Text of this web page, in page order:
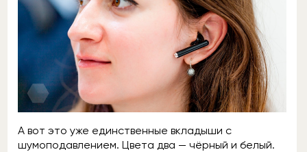
А вот это уже единственные вкладыши с
шумоподавлением. Цвета два — чёрный и белый.